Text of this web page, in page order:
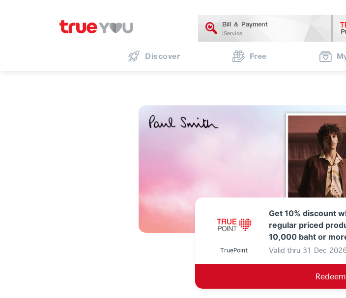
Bill & Payment
iService
Discover Free
Get 10% discount
regular priced
10,000 baht or
True Points.
TruePoint Valid thru 31 Dec
Redeem